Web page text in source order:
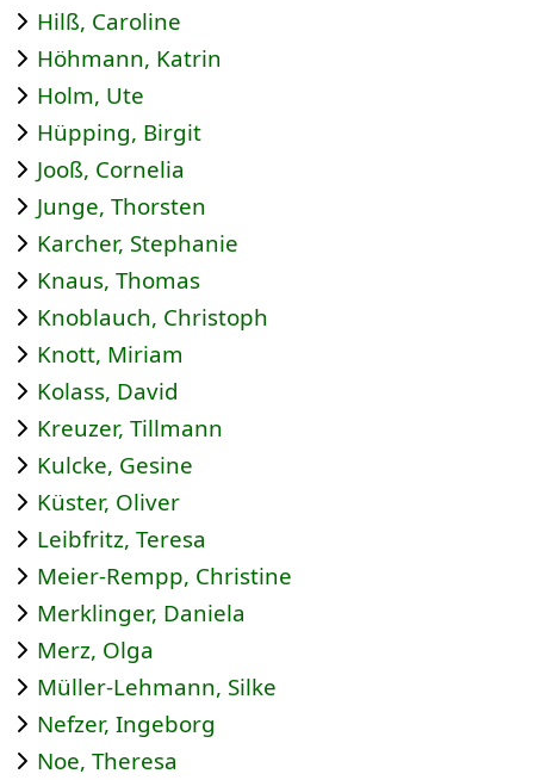
Hilß, Caroline
Höhmann, Katrin
Holm, Ute
Hüpping, Birgit
Jooß, Cornelia
Junge, Thorsten
Karcher, Stephanie
Knaus, Thomas
Knoblauch, Christoph
Knott, Miriam
Kolass, David
Kreuzer, Tillmann
Kulcke, Gesine
Küster, Oliver
Leibfritz, Teresa
Meier-Rempp, Christine
Merklinger, Daniela
Merz, Olga
Müller-Lehmann, Silke
Nefzer, Ingeborg
Noe, Theresa